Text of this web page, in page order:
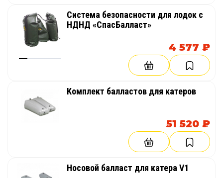
Система безопасности для лодок с
НДНД «СпасБалласт»
4 577 ₽
Комплект балластов для катеров
51 520 ₽
Носовой балласт для катера V1